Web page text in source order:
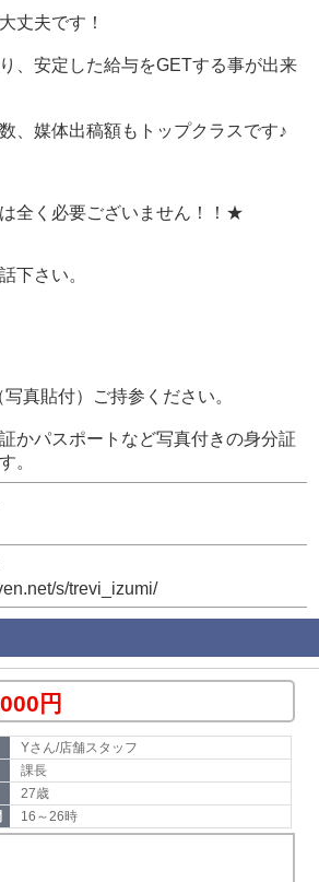
丈夫です！
、安定した給与をGETする事が出来
、媒体出稿額もトップクラスです♪
全く必要ございません！！★
下さい。
真貼付）ご持参ください。
かパスポートなど写真付きの身分証
。
s/trevi_izumi/
円
Yさん/店舗スタッフ
課長
27歳
16～26時